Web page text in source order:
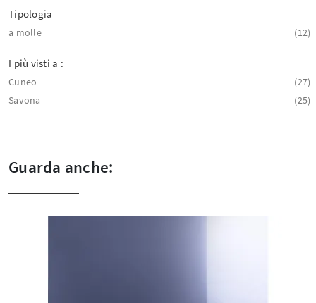
Tipologia
a molle 12
I più visti a :
Cuneo
27
Savona
25
Guarda anche: